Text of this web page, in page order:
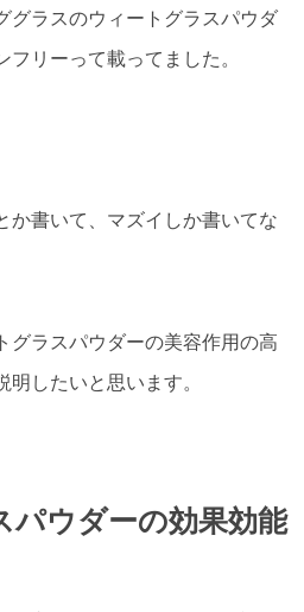
グラスのウィートグラスパウダ
リーって載ってました。
か書いて、マズイしか書いてな
グラスパウダーの美容作用の高
したいと思います。
パウダーの効果効能